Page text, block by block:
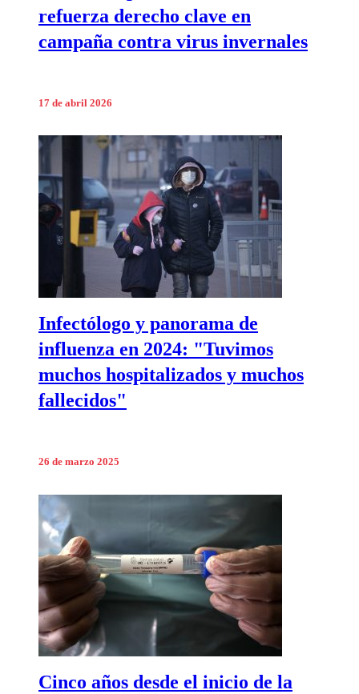
refuerza derecho clave en
campaña contra virus invernales
17 de abril 2026
Infectólogo y panorama de
influenza en 2024: "Tuvimos
muchos hospitalizados y muchos
fallecidos"
26 de marzo 2025
Cinco años desde el inicio de la